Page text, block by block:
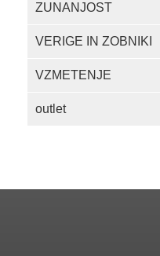
ZUNANJOST
VERIGE IN ZOBNIKI
VZMETENJE
outlet